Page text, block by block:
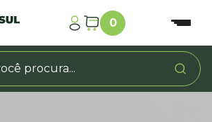
0